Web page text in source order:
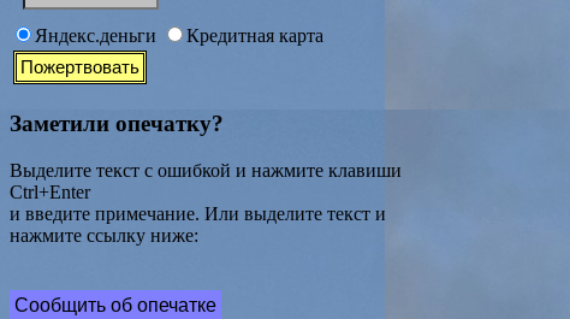
Яндекс.деньги Кредитная карта
Заметили опечатку?
Выделите текст с ошибкой и нажмите клавиши
Ctrl+Enter
и введите примечание. Или выделите текст и
нажмите ссылку ниже:
Сообщить об опечатке